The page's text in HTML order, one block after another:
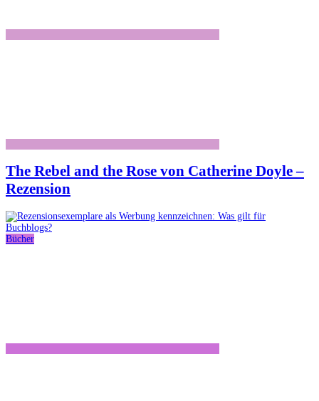
The Rebel and the Rose von Catherine Doyle –
Rezension
Bücher